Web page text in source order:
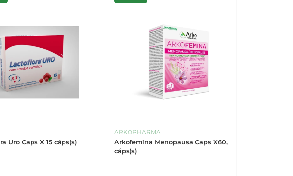
Uro Caps X 15 cáps(s)
ARKOPHARMA
Arkofemina Menopausa Caps X60,
cáps(s)